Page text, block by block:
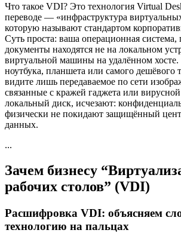
Что такое VDI? Это технология Virtual
переводе — «инфраструктура
которую называют стандартом
Суть проста: ваша операционная
документы находятся не на локальном
виртуальной машины на удалённом
ноутбука, планшета или самого дешёвого
видите лишь передаваемое по сети
связанные с кражей гаджета или вирусной
локальный диск, исчезают:
физически не покидают защищённый
данных.
...
Зачем бизнесу
рабочих столов” (VDI)
Расшифровка VDI: объясняем
технологию на пальцах